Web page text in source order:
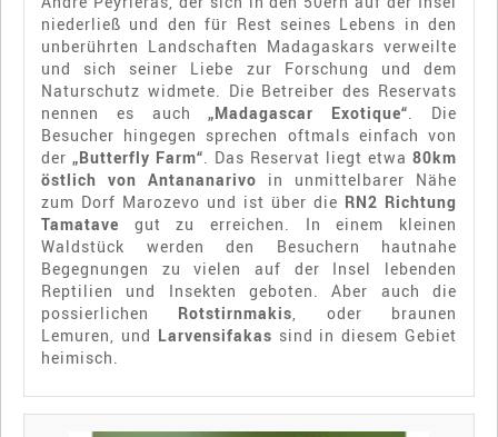
niederließ und den für Rest seines Lebens in den
unberührten Landschaften Madagaskars verweilte
und sich seiner Liebe zur Forschung und dem
Naturschutz widmete. Die Betreiber des Reservats
nennen es auch„Madagascar Exotique“. Die
Besucher hingegen sprechen oftmals einfach von
der „Butterfly Farm“. Das Reservat liegt etwa 80km
östlich von Antananarivo in unmittelbarer Nähe
zum Dorf Marozevo und ist über die RN2 Richtung
Tamatave gut zu erreichen. In einem kleinen
Waldstück werden den Besuchern hautnahe
Begegnungen zu vielen auf der Insel lebenden
Reptilien und Insekten geboten. Aber auch die
possierlichen Rotstirnmakis, oder braunen
Lemuren, und Larvensifakas sind in diesem Gebiet
heimisch.